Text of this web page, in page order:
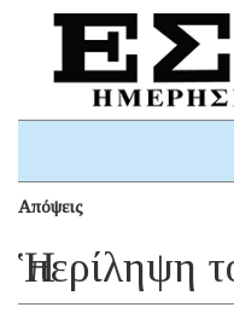
Απόψεις
Ἡ περίληψη